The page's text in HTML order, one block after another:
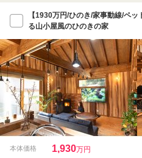
【1930万円/ひのき/家事動線/ペ
る山小屋風のひのきの家
本体価格 1,930万円